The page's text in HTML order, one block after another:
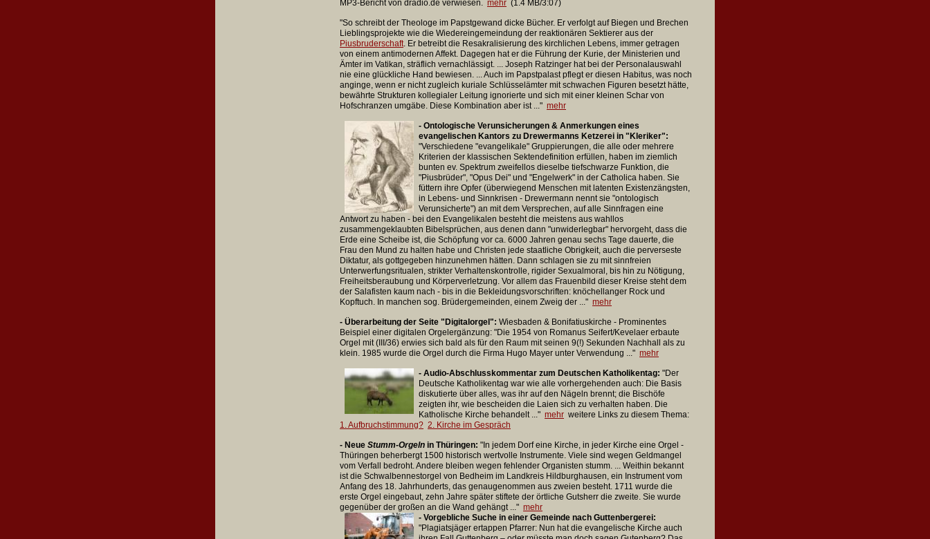
MP3-Bericht von dradio.de verwiesen. mehr (1.4 MB/3:07)
"So schreibt der Theologe im Papstgewand dicke Bücher. Er verfolgt auf Biegen und Brechen
Lieblingsprojekte wie die Wiedereingemeindung der reaktionären Sektierer aus der
Piusbruderschaft. Er betreibt die Resakralisierung des kirchlichen Lebens, immer getragen
von einem antimodernen Affekt. Dagegen hat er die Führung der Kurie, der Ministerien und
Ämter im Vatikan, sträflich vernachlässigt. ... Joseph Ratzinger hat bei der Personalauswahl
nie eine glückliche Hand bewiesen. ... Auch im Papstpalast pflegt er diesen Habitus, was noch
anginge, wenn er nicht zugleich kuriale Schlüsselämter mit schwachen Figuren besetzt hätte,
bewährte Strukturen kollegialer Leitung ignorierte und sich mit einer kleinen Schar von
Hofschranzen umgäbe. Diese Kombination aber ist ..." mehr
- Ontologische Verunsicherungen & Anmerkungen eines
evangelischen Kantors zu Drewermanns Ketzerei in "Kleriker":
"Verschiedene "evangelikale" Gruppierungen, die alle oder mehrere
Kriterien der klassischen Sektendefinition erfüllen, haben im ziemlich
bunten ev. Spektrum zweifellos dieselbe tiefschwarze Funktion, die
"Piusbrüder", "Opus Dei" und "Engelwerk" in der Catholica haben. Sie
füttern ihre Opfer (überwiegend Menschen mit latenten Existenzängsten,
in Lebens- und Sinnkrisen - Drewermann nennt sie "ontologisch
Verunsicherte") an mit dem Versprechen, auf alle Sinnfragen eine
Antwort zu haben - bei den Evangelikalen besteht die meistens aus wahllos
zusammengeklaubten Bibelsprüchen, aus denen dann "unwiderlegbar" hervorgeht, dass die
Erde eine Scheibe ist, die Schöpfung vor ca. 6000 Jahren genau sechs Tage dauerte, die
Frau den Mund zu halten habe und Christen jede staatliche Obrigkeit, auch die perverseste
Diktatur, als gottgegeben hinzunehmen hätten. Dann schlagen sie zu mit sinnfreien
Unterwerfungsritualen, strikter Verhaltenskontrolle, rigider Sexualmoral, bis hin zu Nötigung,
Freiheitsberaubung und Körperverletzung. Vor allem das Frauenbild dieser Kreise steht dem
der Salafisten kaum nach - bis in die Bekleidungsvorschriften: knöchellanger Rock und
Kopftuch. In manchen sog. Brüdergemeinden, einem Zweig der ..." mehr
- Überarbeitung der Seite "Digitalorgel": Wiesbaden & Bonifatiuskirche - Prominentes
Beispiel einer digitalen Orgelergänzung: "Die 1954 von Romanus Seifert/Kevelaer erbaute
Orgel mit (III/36) erwies sich bald als für den Raum mit seinen 9(!) Sekunden Nachhall als zu
klein. 1985 wurde die Orgel durch die Firma Hugo Mayer unter Verwendung ..." mehr
- Audio-Abschlusskommentar zum Deutschen Katholikentag: "Der
Deutsche Katholikentag war wie alle vorhergehenden auch: Die Basis
diskutierte über alles, was ihr auf den Nägeln brennt; die Bischöfe
zeigten ihr, wie bescheiden die Laien sich zu verhalten haben. Die
Katholische Kirche behandelt ..." mehr weitere Links zu diesem Thema:
1. Aufbruchstimmung? 2. Kirche im Gespräch
- Neue Stumm-Orgeln in Thüringen: "In jedem Dorf eine Kirche, in jeder Kirche eine Orgel -
Thüringen beherbergt 1500 historisch wertvolle Instrumente. Viele sind wegen Geldmangel
vom Verfall bedroht. Andere bleiben wegen fehlender Organisten stumm. ... Weithin bekannt
ist die Schwalbennestorgel von Bedheim im Landkreis Hildburghausen, ein Instrument vom
Anfang des 18. Jahrhunderts, das genaugenommen aus zweien besteht. 1711 wurde die
erste Orgel eingebaut, zehn Jahre später stiftete der örtliche Gutsherr die zweite. Sie wurde
gegenüber der großen an die Wand gehängt ..." mehr
- Vorgebliche Suche in einer Gemeinde nach Guttenbergerei:
"Plagiatsjäger ertappen Pfarrer: Nun hat die evangelische Kirche auch